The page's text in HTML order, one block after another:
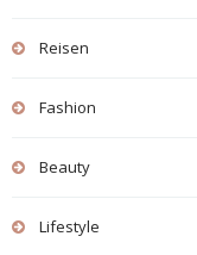
Reisen
Fashion
Beauty
Lifestyle